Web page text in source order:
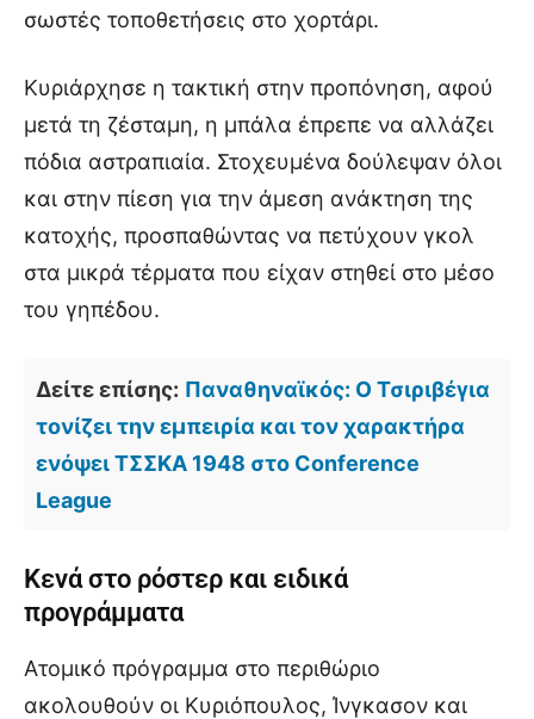
σωστές τοποθετήσεις στο χορτάρι.
Κυριάρχησε η τακτική στην προπόνηση, αφού
μετά τη ζέσταμη, η μπάλα έπρεπε να αλλάζει
πόδια αστραπιαία. Στοχευμένα δούλεψαν όλοι
και στην πίεση για την άμεση ανάκτηση της
κατοχής, προσπαθώντας να πετύχουν γκολ
στα μικρά τέρματα που είχαν στηθεί στο μέσο
του γηπέδου.
Δείτε επίσης: Παναθηναϊκός: Ο Τσιριβέγια
τονίζει την εμπειρία και τον χαρακτήρα
ενόψει ΤΣΣΚΑ 1948 στο Conference
League
Κενά στο ρόστερ και ειδικά
προγράμματα
Ατομικό πρόγραμμα στο περιθώριο
ακολουθούν οι Κυριόπουλος, Ίνγκασον και